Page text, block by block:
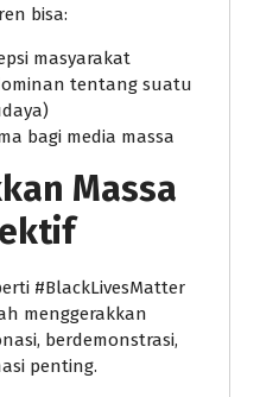
bisa:
masyarakat
tentang suatu
bagi media massa
Massa
#BlackLivesMatter
menggerakkan
berdemonstrasi,
penting.